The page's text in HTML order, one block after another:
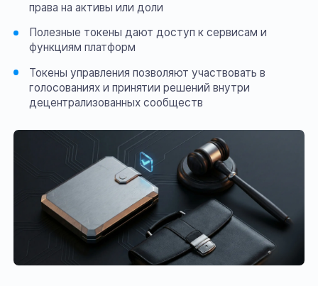
права на активы или доли
Полезные токены дают доступ к сервисам и
функциям платформ
Токены управления позволяют участвовать в
голосованиях и принятии решений внутри
децентрализованных сообществ